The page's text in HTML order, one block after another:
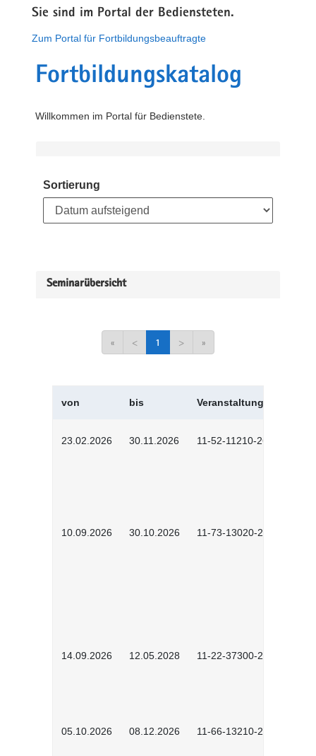
Sie sind im Portal der Bediensteten.
Zum Portal für Fortbildungsbeauftragte
Fortbildungskatalog
Willkommen im Portal für Bedienstete.
Sortierung
Seminarübersicht
« < 1 > »
von bis Veranstaltungskürzel
23.02.2026 30.11.2026 11-52-11210-2602
10.09.2026 30.10.2026 11-73-13020-2601
14.09.2026 12.05.2028 11-22-37300-2604
05.10.2026 08.12.2026 11-66-13210-2602